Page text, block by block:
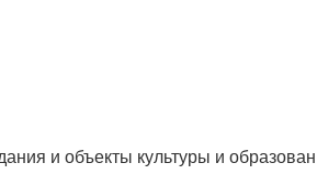
и объекты культуры и